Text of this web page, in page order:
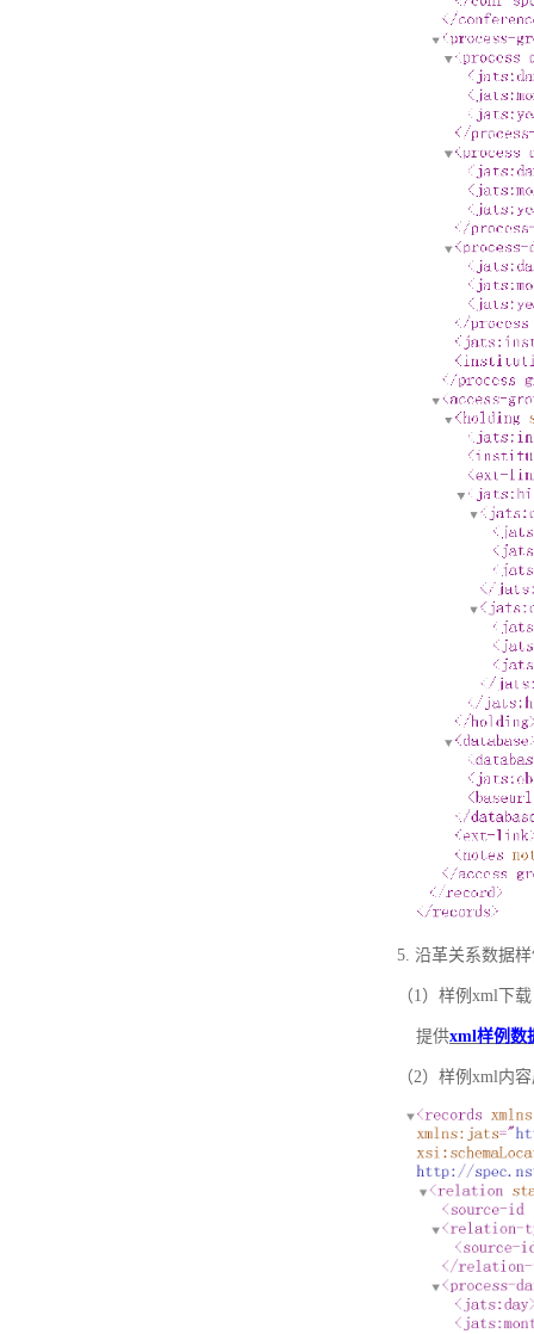
5. 沿革关系数据
（1）样例xml下载
提供xml样例数
（2）样例xml内